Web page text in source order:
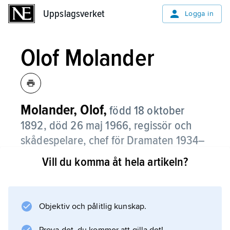
Uppslagsverket Logga in
Olof Molander
Molander, Olof, född 18 oktober
1892, död 26 maj 1966, regissör och
skådespelare, chef för Dramaten 1934–
38; son till Harald Molander, bror till
Gustaf Molander.
Dramaten innan han 1918 där kunde sätta upp
Vill du komma åt hela artikeln?
Objektiv och pålitlig kunskap.